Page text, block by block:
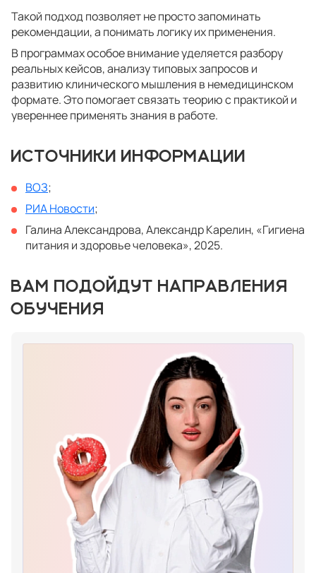
Такой подход позволяет не просто запоминать
рекомендации, а понимать логику их применения.
В программах особое внимание уделяется разбору
реальных кейсов, анализу типовых запросов и
развитию клинического мышления в немедицинском
формате. Это помогает связать теорию с практикой и
увереннее применять знания в работе.
ИСТОЧНИКИ ИНФОРМАЦИИ
ВОЗ;
РИА Новости;
Галина Александрова, Александр Карелин, «Гигиена
питания и здоровье человека», 2025.
ВАМ ПОДОЙДУТ НАПРАВЛЕНИЯ
ОБУЧЕНИЯ